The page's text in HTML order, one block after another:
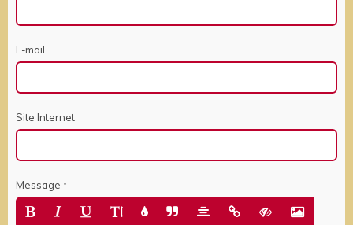
E-mail
Site Internet
Message